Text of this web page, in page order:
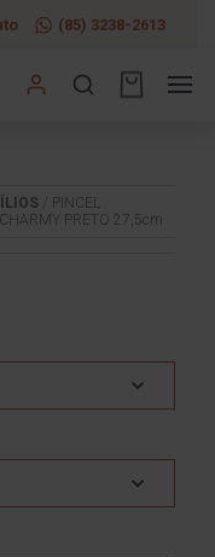
(85) 3238-2613
/ PINCEL
PRETO 27,5cm